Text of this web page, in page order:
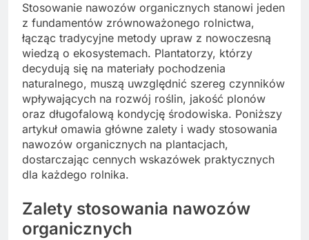
Stosowanie nawozów organicznych stanowi jeden
z fundamentów zrównoważonego rolnictwa,
łącząc tradycyjne metody upraw z nowoczesną
wiedzą o ekosystemach. Plantatorzy, którzy
decydują się na materiały pochodzenia
naturalnego, muszą uwzględnić szereg czynników
wpływających na rozwój roślin, jakość plonów
oraz długofalową kondycję środowiska. Poniższy
artykuł omawia główne zalety i wady stosowania
nawozów organicznych na plantacjach,
dostarczając cennych wskazówek praktycznych
dla każdego rolnika.
Zalety stosowania nawozów
organicznych